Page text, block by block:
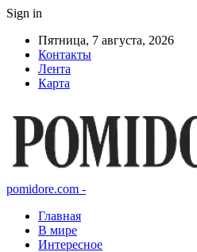
Sign in
Пятница, 7 августа, 2026
Контакты
Лента
Карта
pomidore.com -
Главная
В мире
Интересное